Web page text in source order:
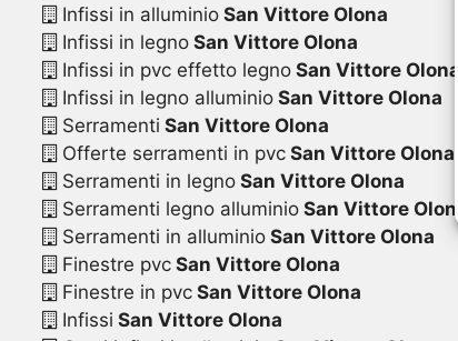
Infissi in alluminioSan Vittore Olona
Infissi in legnoSan Vittore Olona
Infissi in pvc effetto legnoSan Vittore Olona
Infissi in legno alluminioSan Vittore Olona
Serramenti San Vittore Olona
Offerte serramenti in pvcSan Vittore Olona
Serramenti in legnoSan Vittore Olona
Serramenti legno alluminioSan Vittore Olona
Serramenti in alluminioSan Vittore Olona
Finestre pvcSan Vittore Olona
Finestre in pvcSan Vittore Olona
Infissi San Vittore Olona